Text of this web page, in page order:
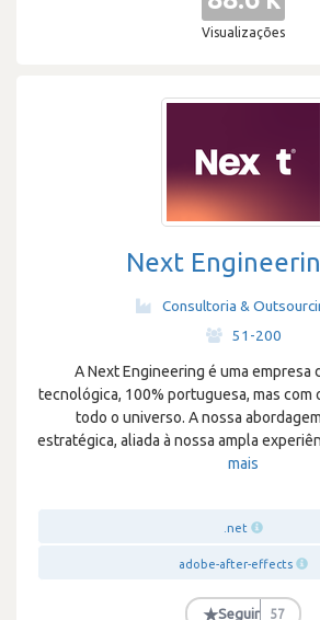
Visualizações
Next
Consultoria &
51-200
A Next Engineering é uma empresa
tecnológica, 100% portuguesa, mas com
todo o universo. A nossa
estratégica, aliada à nossa ampla
mais
.net
adobe-after-effects
★Seguir 57